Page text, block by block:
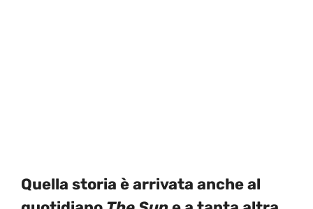
Quella storia è arrivata anche al